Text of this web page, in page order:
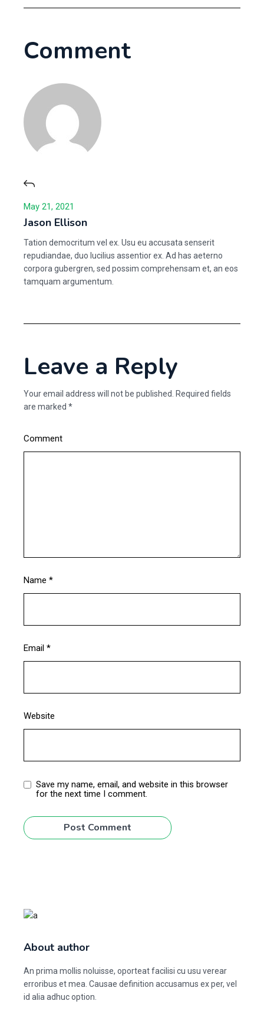
Comment
May 21, 2021
Jason Ellison
Tation democritum vel ex. Usu eu accusata senserit
repudiandae, duo lucilius assentior ex. Ad has aeterno
corpora gubergren, sed possim comprehensam et, an eos
tamquam argumentum.
Leave a Reply
Your email address will not be published.
Required fields
are marked*
Comment
Name*
Email*
Website
Save my name, email, and website in this browser
for the next time I comment.
Post Comment
About author
An prima mollis noluisse, oporteat facilisi cu usu verear
erroribus et mea. Causae definition accusamus ex per, vel
id alia adhuc option.